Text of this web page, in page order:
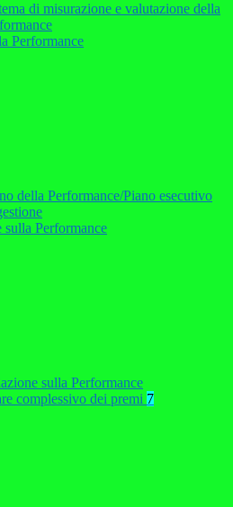
di misurazione e valutazione della
Performance
della Performance/Piano esecutivo
sulla Performance
sulla Performance
complessivo dei premi 7